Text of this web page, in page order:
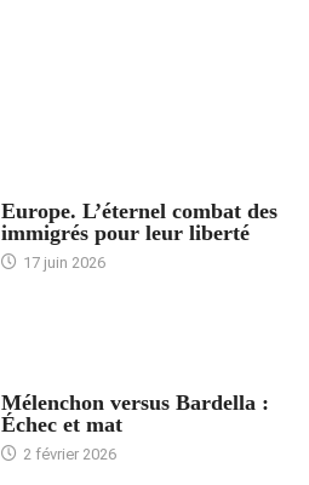
Europe. L’éternel combat des
immigrés pour leur liberté
17 juin 2026
Mélenchon versus Bardella :
Échec et mat
2 février 2026